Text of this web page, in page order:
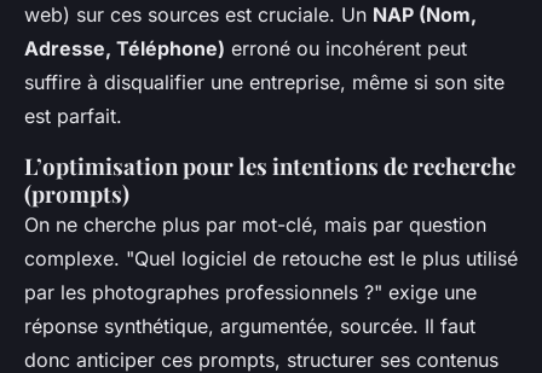
web) sur ces sources est cruciale. Un NAP (Nom,
Adresse, Téléphone) erroné ou incohérent peut
suffire à disqualifier une entreprise, même si son site
est parfait.
L’optimisation pour les intentions de recherche
(prompts)
On ne cherche plus par mot-clé, mais par question
complexe. "Quel logiciel de retouche est le plus utilisé
par les photographes professionnels ?" exige une
réponse synthétique, argumentée, sourcée. Il faut
donc anticiper ces prompts, structurer ses contenus